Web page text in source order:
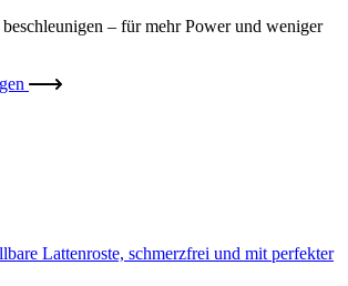
– für mehr Power und weniger
Lattenroste, schmerzfrei und mit perfekter